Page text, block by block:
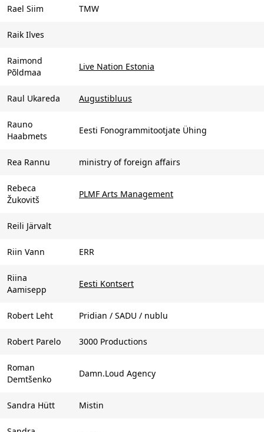
Rael Siim TMW
Raik Ilves
Raimond
Põldmaa
Live Nation Estonia
Raul Ukareda Augustibluus
Rauno
Haabmets
Eesti Fonogrammitootjate Ühing
Rea Rannu ministry of foreign affairs
Rebeca
Žukovitš
PLMF Arts Management
Reili Järvalt
Riin Vann ERR
Riina
Aamisepp
Eesti Kontsert
Robert Leht Pridian / SADU / nublu
Robert Parelo 3000 Productions
Roman
Demtšenko
Damn.Loud Agency
Sandra Hütt Mistin